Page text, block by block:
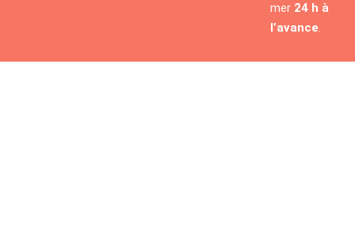
mer 24 h à
l’avance.